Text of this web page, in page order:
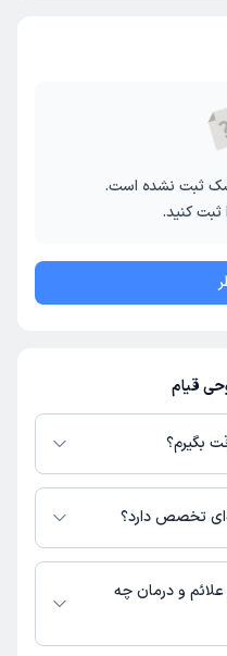
ثبت نشده است.
ثبت کنید.
قیام
بگیرم؟
فعال و نوبت‌دهی باز در
برای دریافت نوبت اقدام کنید.
امکان مشاهده نوبت‌های آزاد،
تصاویر پزشک، ساعات کاری و
ممکن است در پروفایل ایشان
تخصص دارد؟
تخصص دارند:
و درمان چه